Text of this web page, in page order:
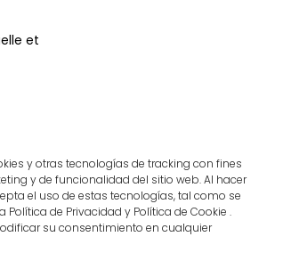
y otras tecnologías de tracking con fines
y de funcionalidad del sitio web. Al hacer
el uso de estas tecnologías, tal como se
Política de Privacidad y Política de Cookie .
su consentimiento en cualquier
et